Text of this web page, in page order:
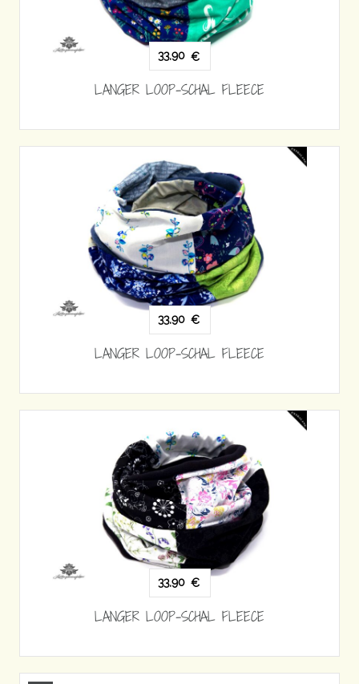
33,90 €
LANGER LOOP-SCHAL FLEECE
33,90 €
LANGER LOOP-SCHAL FLEECE
33,90 €
LANGER LOOP-SCHAL FLEECE